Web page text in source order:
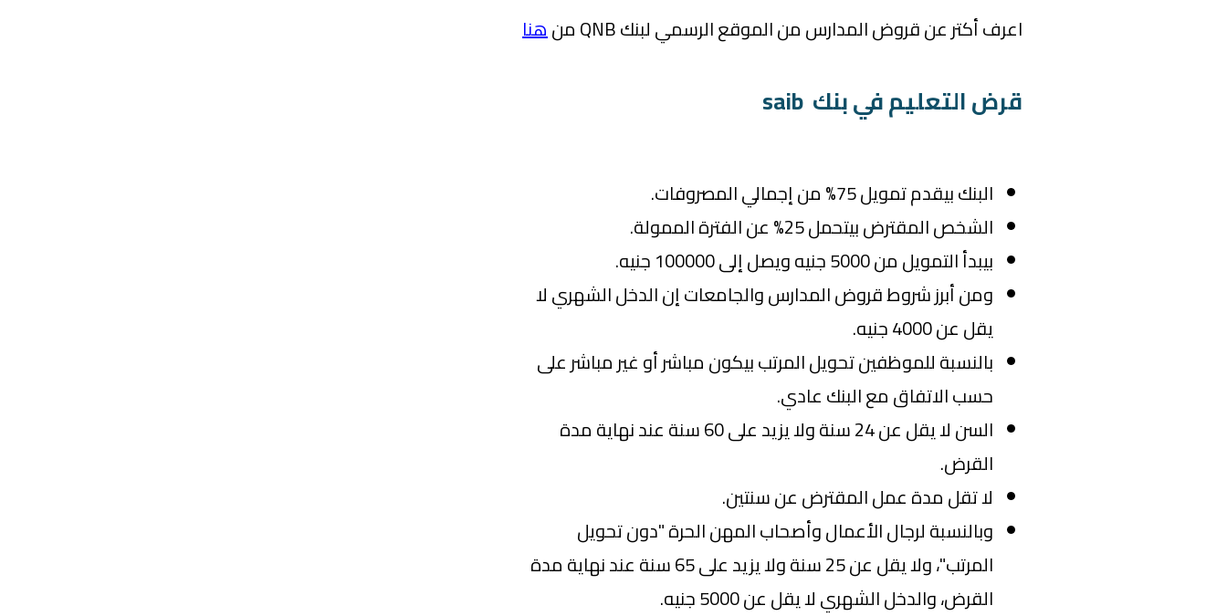
اعرف أكتر عن قروض المدارس من الموقع الرسمي لبنك QNB من
هنا
قرض التعليم في بنك saib
البنك بيقدم تمويل 75% من إجمالي المصروفات.
الشخص المقترض بيتحمل 25% عن الفترة الممولة.
بيبدأ التمويل من 5000 جنيه ويصل إلى 100000 جنيه.
ومن أبرز شروط قروض المدارس والجامعات إن الدخل الشهري لا
يقل عن 4000 جنيه.
بالنسبة للموظفين تحويل المرتب بيكون مباشر أو غير مباشر على
حسب الاتفاق مع البنك عادي.
السن لا يقل عن 24 سنة ولا يزيد على 60 سنة عند نهاية مدة
القرض.
لا تقل مدة عمل المقترض عن سنتين.
وبالنسبة لرجال الأعمال وأصحاب المهن الحرة "دون تحويل
المرتب"، ولا يقل عن 25 سنة ولا يزيد على 65 سنة عند نهاية مدة
القرض، والدخل الشهري لا يقل عن 5000 جنيه.